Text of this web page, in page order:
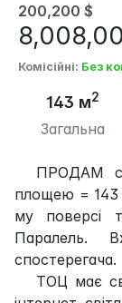
200,200 $
Комісійні: Без
143 м2
Загальна
ПРОДАМ
площею = 143
му поверсі
Паралель.
спостерегача.
ТОЦ має